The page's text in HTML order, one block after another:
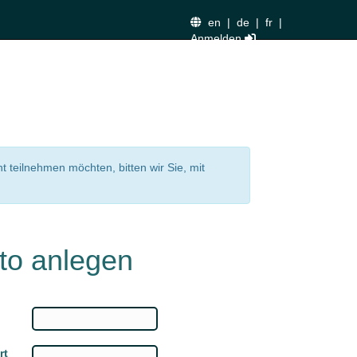
en | de | fr |
Anmelden
teilnehmen möchten, bitten wir Sie, mit
anlegen